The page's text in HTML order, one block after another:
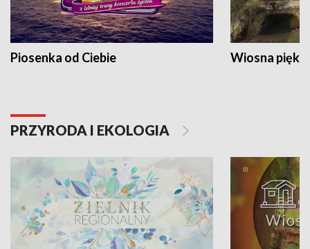
Piosenka od Ciebie Wiosna
PRZYRODA I EKOLOGIA